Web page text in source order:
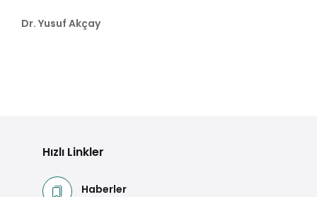
Dr. Yusuf Akçay
Hızlı Linkler
Haberler